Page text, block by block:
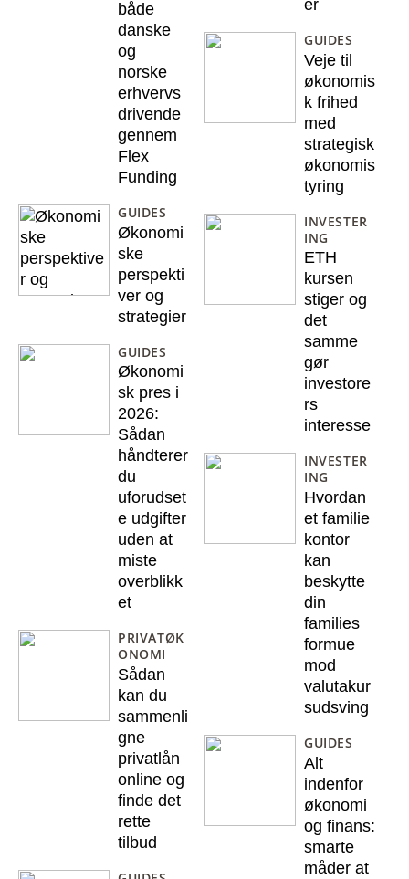
både
danske
og
norske
erhvervs
drivende
gennem
Flex
Funding
GUIDES
Økonomi
ske
perspekti
ver og
strategier
GUIDES
Økonomi
sk pres i
2026:
Sådan
håndterer
du
uforudset
e udgifter
uden at
miste
overblikk
et
PRIVATØK
ONOMI
Sådan
kan du
sammenli
gne
privatlån
online og
finde det
rette
tilbud
er
GUIDES
Veje til
økonomis
k frihed
med
strategisk
økonomis
tyring
INVESTER
ING
ETH
kursen
stiger og
det
samme
gør
investore
rs
interesse
INVESTER
ING
Hvordan
et familie
kontor
kan
beskytte
din
families
formue
mod
valutakur
sudsving
GUIDES
Alt
indenfor
økonomi
og finans:
smarte
måder at